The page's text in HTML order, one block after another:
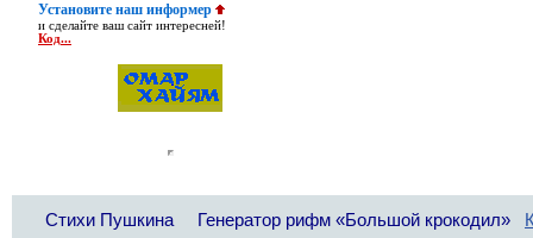
Установите наш информер
и сделайте ваш сайт интересней!
Код...
Стихи Пушкина Генератор рифм «Большой крокодил»